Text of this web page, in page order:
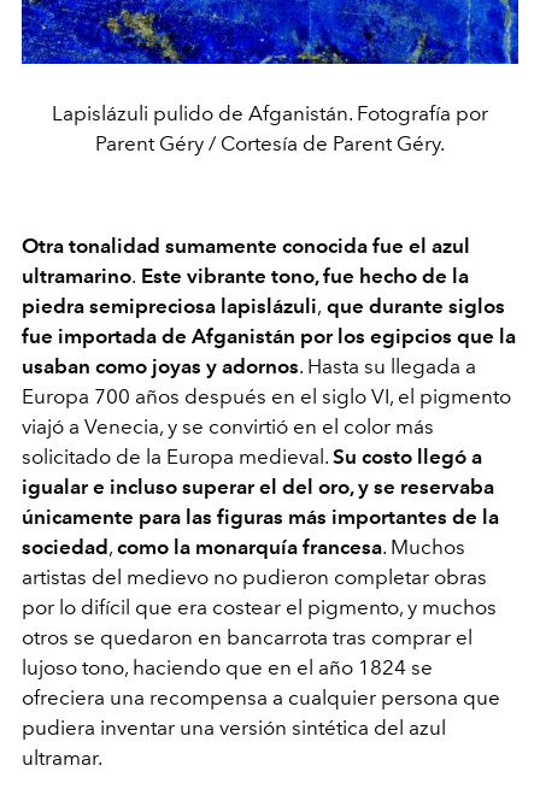
Lapislázuli pulido de Afganistán. Fotografía por
Parent Géry / Cortesía de Parent Géry.
Otra tonalidad sumamente conocida fue el azul
ultramarino. Este vibrante tono, fue hecho de la
piedra semipreciosa lapislázuli, que durante siglos
fue importada de Afganistán por los egipcios que la
usaban como joyas y adornos. Hasta su llegada a
Europa 700 años después en el siglo VI, el pigmento
viajó a Venecia, y se convirtió en el color más
solicitado de la Europa medieval. Su costo llegó a
igualar e incluso superar el del oro, y se reservaba
únicamente para las figuras más importantes de la
sociedad , como la monarquía francesa. Muchos
artistas del medievo no pudieron completar obras
por lo difícil que era costear el pigmento, y muchos
otros se quedaron en bancarrota tras comprar el
lujoso tono, haciendo que en el año 1824 se
ofreciera una recompensa a cualquier persona que
pudiera inventar una versión sintética del azul
ultramar.